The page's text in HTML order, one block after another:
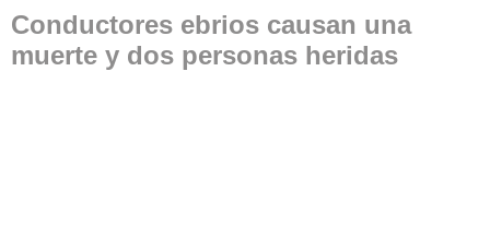
Conductores ebrios causan una
muerte y dos personas heridas